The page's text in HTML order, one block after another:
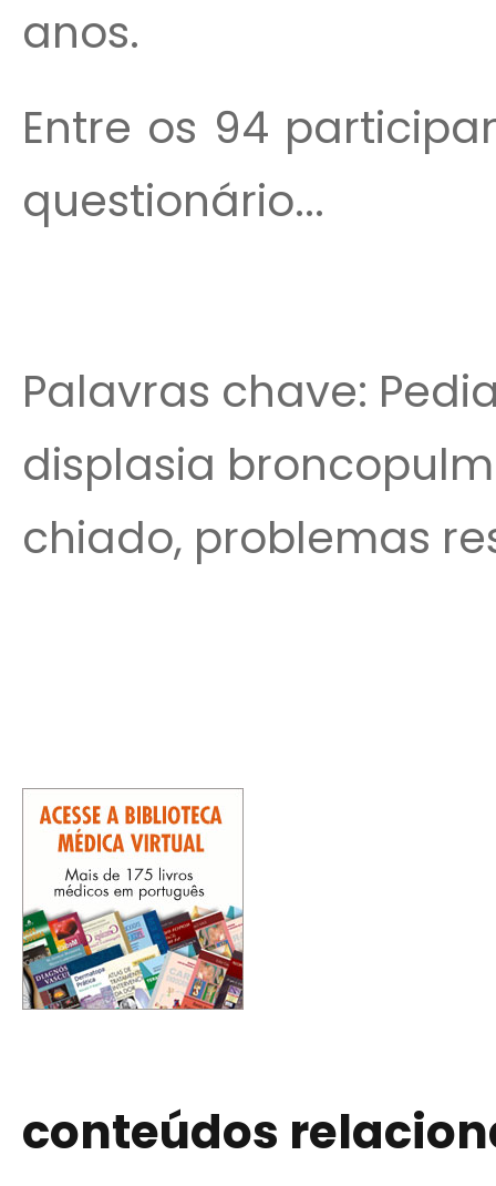
anos.
Entre os 94
questionário...
Palavras chave:
displasia
chiado, problemas
conteúdos